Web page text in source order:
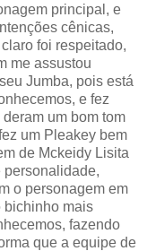
principal, e
cênicas,
foi respeitado,
me assustou
Jumba, pois está
e fez
um bom tom
um Pleakey bem
de Mckeidy Lisita
personalidade,
o personagem em
bichinho mais
fazendo
que a equipe de